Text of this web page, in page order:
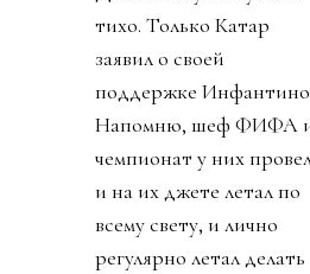
тихо. Только Катар
заявил о своей
поддержке
Напомню, шеф ФИФА
чемпионат у них
и на их джете летал по
всему свету, и лично
регулярно летал делать